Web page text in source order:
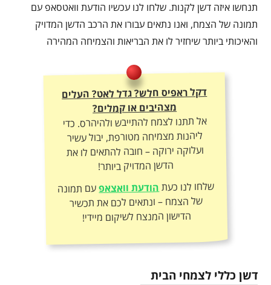
תנחשו איזה דשן לקנות. שלחו לנו עכשיו הודעת וואטסאפ עם
תמונה של הצמח, ואנו נתאים עבורו את הרכב הדשן המדויק
והאיכותי ביותר שיחזיר לו את הבריאות והצמיחה המהירה
דקל ראפיס חלש? גדל לאט? העלים
מצהיבים או קמלים?
אל תתנו לצמח להתייבש ולהיהרס. כדי
ליהנות מצמיחה מטורפת, יבול עשיר
ועלוקה ירוקה – חובה להתאים לו את
הדשן המדויק ביותר!
שלחו לנו כעתהודעת וואצאפעם תמונה
של הצמח – ונתאים לכם את תכשיר
הדישון המנצח לשיקום מיידי!
דשן כללי לצמחי הבית